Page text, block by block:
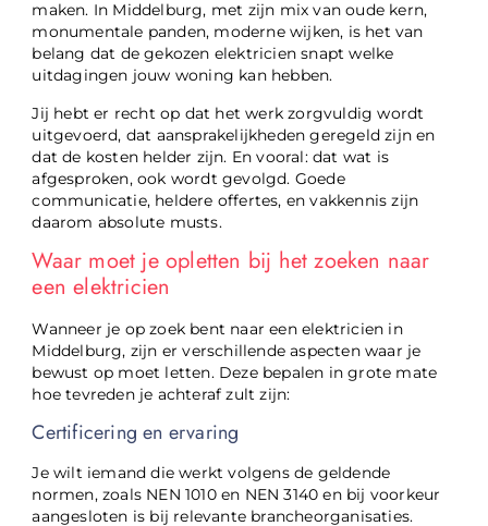
maken. In Middelburg, met zijn mix van oude kern,
monumentale panden, moderne wijken, is het van
belang dat de gekozen elektricien snapt welke
uitdagingen jouw woning kan hebben.
Jij hebt er recht op dat het werk zorgvuldig wordt
uitgevoerd, dat aansprakelijkheden geregeld zijn en
dat de kosten helder zijn. En vooral: dat wat is
afgesproken, ook wordt gevolgd. Goede
communicatie, heldere offertes, en vakkennis zijn
daarom absolute musts.
Waar moet je opletten bij het zoeken naar
een elektricien
Wanneer je op zoek bent naar een elektricien in
Middelburg, zijn er verschillende aspecten waar je
bewust op moet letten. Deze bepalen in grote mate
hoe tevreden je achteraf zult zijn:
Certificering en ervaring
Je wilt iemand die werkt volgens de geldende
normen, zoals NEN 1010 en NEN 3140 en bij voorkeur
aangesloten is bij relevante brancheorganisaties.